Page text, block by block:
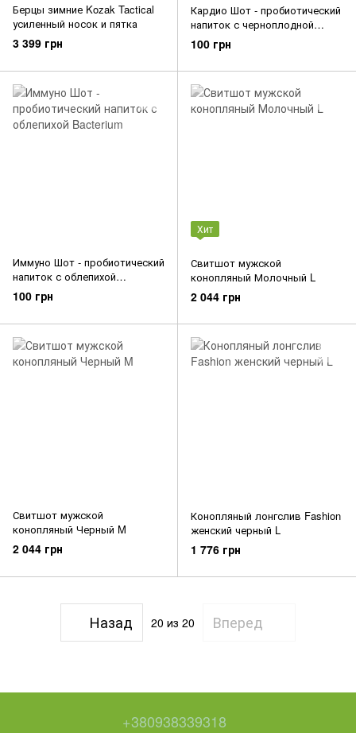
Берцы зимние Kozak Tactical
усиленный носок и пятка
3 399 грн
Кардио Шот - пробиотический
напиток с черноплодной
рябиной Bacterium
100 грн
Иммуно Шот - пробиотический
напиток с облепихой
Bacterium
100 грн
Хит
Свитшот мужской
конопляный Молочный L
2 044 грн
Свитшот мужской
конопляный Черный M
2 044 грн
Конопляный лонгслив Fashion
женский черный L
1 776 грн
Назад 20 из 20 Вперед
+380938339318